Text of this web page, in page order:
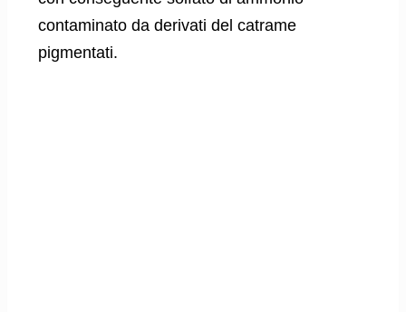
contaminato da derivati del catrame
pigmentati.